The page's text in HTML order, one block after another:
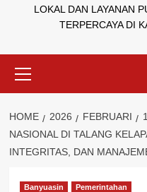
LOKAL DAN LAYANAN
TERPERCAYA DI
Menu
HOME 2026 FEBRUARI
NASIONAL DI TALANG
INTEGRITAS, DAN
Banyuasin Pemerintahan